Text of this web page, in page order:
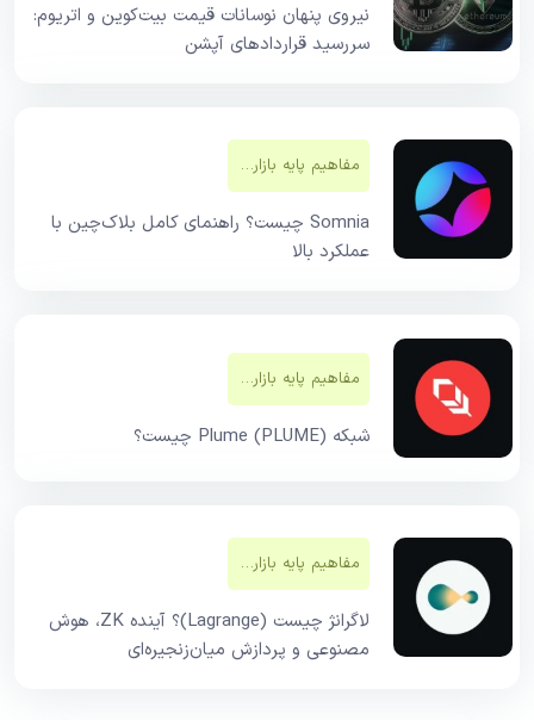
نیروی پنهان نوسانات قیمت بیت‌کوین و اتریوم:
سررسید قراردادهای آپشن
مفاهیم پایه بازار‌های مالی
Somnia چیست؟ راهنمای کامل بلاک‌چین با
عملکرد بالا
مفاهیم پایه بازار‌های مالی
شبکه Plume (PLUME) چیست؟
مفاهیم پایه بازار‌های مالی
لاگرانژ چیست (Lagrange)؟ آینده ZK، هوش
مصنوعی و پردازش میان‌زنجیره‌ای